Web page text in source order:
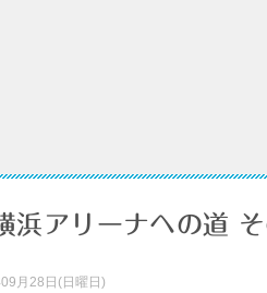
アリーナへの道
月28日(日曜日)